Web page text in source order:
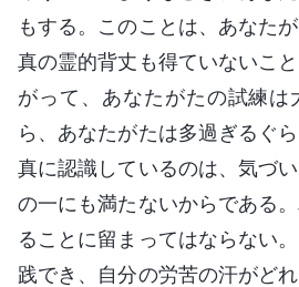
もする。このことは、あなた
真の霊的背丈も得ていないこ
がって、あなたがたの試練は
ら、あなたがたは多過ぎるぐ
真に認識しているのは、気づ
の一にも満たないからである
ることに留まってはならない
践でき、自分の労苦の汗がど